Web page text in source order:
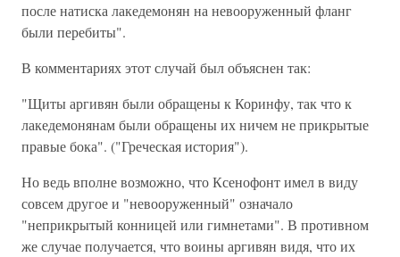
после натиска лакедемонян на невооруженный фланг
были перебиты".
В комментариях этот случай был объяснен так:
"Щиты аргивян были обращены к Коринфу, так что к
лакедемонянам были обращены их ничем не прикрытые
правые бока". ("Греческая история").
Но ведь вполне возможно, что Ксенофонт имел в виду
совсем другое и "невооруженный" означало
"неприкрытый конницей или гимнетами". В противном
же случае получается, что воины аргивян видя, что их